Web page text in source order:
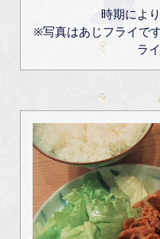
時期によ
※写真はあじフライで
ラ